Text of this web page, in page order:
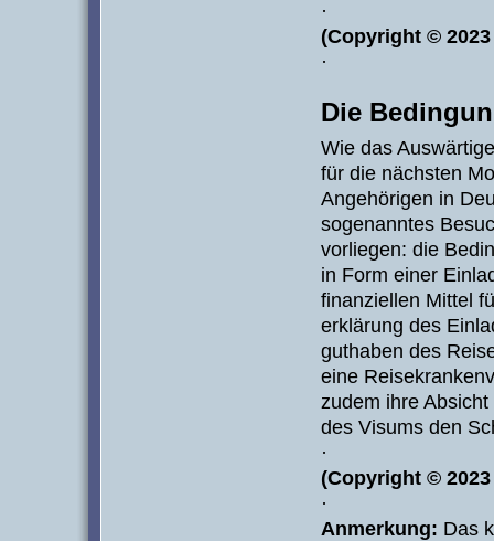
·
(Copyright ©
·
Die
Wie das
für die nächsten
Angehörigen in
sogenanntes
vorliegen: die
in Form einer
finanziellen Mittel
erklärung des
guthaben des
eine
zudem ihre
des Visums den
·
(Copyright ©
·
Anmerkung: Das